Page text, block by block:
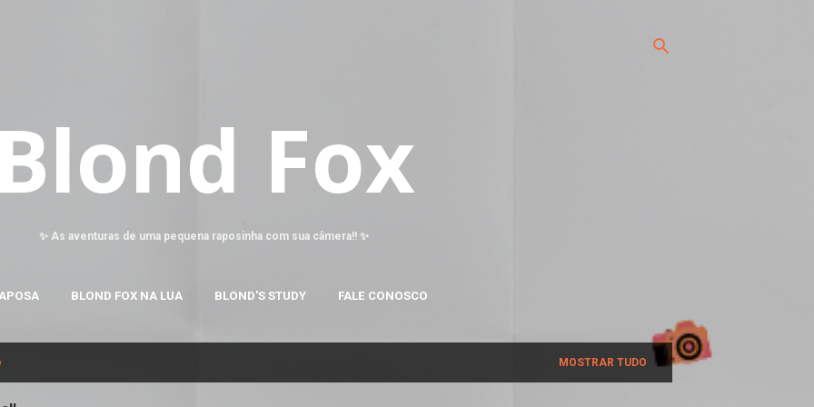
Blond Fox
✨ As aventuras de uma pequena raposinha com sua câmera!! ✨
BLOND FOX NA LUA BLOND'S STUDY FALE CONOSCO
MOSTRAR TUDO